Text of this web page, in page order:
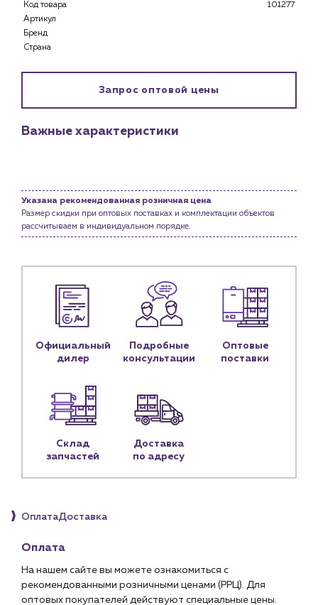
Монтажным бригадам
Предприятиям и юр.лицам
История компании
Портфолио
Новости
Блог
Личный кабинет
Контакты
Чат-бот
+7 (918) 070-19-79
Код товара
101277
Артикул
Бренд
Страна
Запрос оптовой цены
Важные характеристики
Указана рекомендованная розничная цена
Размер скидки при оптовых поставках и комплектации объектов
рассчитываем в индивидуальном порядке.
Официальный
дилер
Подробные
консультации
Оптовые
поставки
Склад
запчастей
Доставка
по адресу
ОплатаДоставка
Оплата
На нашем сайте вы можете ознакомиться с
рекомендованными розничными ценами (РРЦ). Для
оптовых покупателей действуют специальные цены.